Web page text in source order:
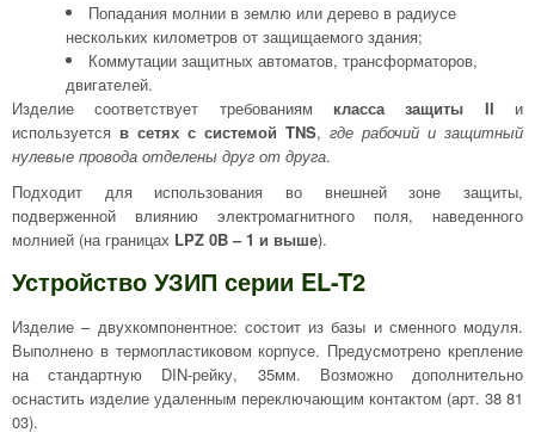
Попадания молнии в землю или дерево в радиусе
нескольких километров от защищаемого здания;
Коммутации защитных автоматов, трансформаторов,
двигателей.
Изделие соответствует требованиям класса защиты II и
используется в сетях с системой TNS, где рабочий и защитный
нулевые провода отделены друг от друга.
Подходит для использования во внешней зоне защиты,
подверженной влиянию электромагнитного поля, наведенного
молнией (на границах LPZ 0B – 1 и выше).
Устройство УЗИП серии EL-T2
Изделие – двухкомпонентное: состоит из базы и сменного модуля.
Выполнено в термопластиковом корпусе. Предусмотрено крепление
на стандартную DIN-рейку, 35мм. Возможно дополнительно
оснастить изделие удаленным переключающим контактом (арт. 38 81
03).